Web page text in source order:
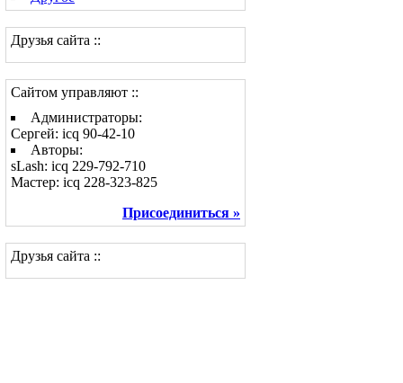
Друзья сайта ::
Сайтом управляют ::
Администраторы:
Сергей: icq 90-42-10
Авторы:
sLash: icq 229-792-710
Мастер: icq 228-323-825
Присоединиться »
Друзья сайта ::